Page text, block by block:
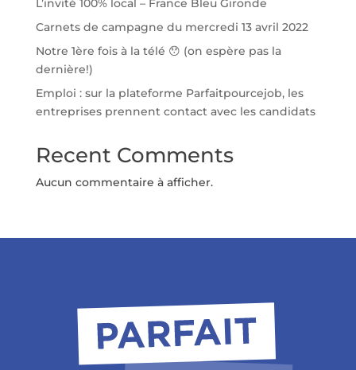
L’invité 100% local – France Bleu Gironde
Carnets de campagne du mercredi 13 avril 2022
Notre 1ère fois à la télé 😯 (on espère pas la
dernière!)
Emploi : sur la plateforme Parfaitpourcejob, les
entreprises prennent contact avec les candidats
Recent Comments
Aucun commentaire à afficher.